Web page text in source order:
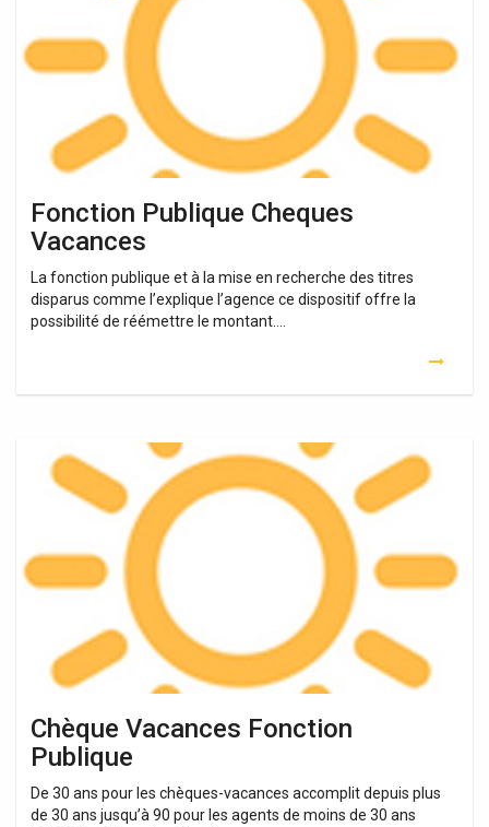
Fonction Publique Cheques
Vacances
La fonction publique et à la mise en recherche des titres
disparus comme l’explique l’agence ce dispositif offre la
possibilité de réémettre le montant….
Chèque Vacances Fonction
Publique
De 30 ans pour les chèques-vacances accomplit depuis plus
de 30 ans jusqu’à 90 pour les agents de moins de 30 ans
Vacances
Fonction